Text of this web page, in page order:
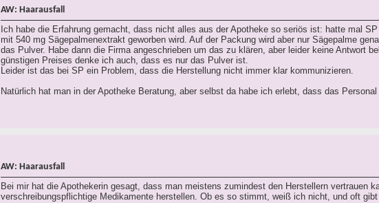
AW: Haarausfall
Ich habe die Erfahrung gemacht, dass nicht alles aus der Apotheke so seriös ist: hatte mal
mit 540 mg Sägepalmenextrakt geworben wird. Auf der Packung wird aber nur Sägepalme
das Pulver. Habe dann die Firma angeschrieben um das zu klären, aber leider keine Antwort
günstigen Preises denke ich auch, dass es nur das Pulver ist.
Leider ist das bei SP ein Problem, dass die Herstellung nicht immer klar kommunizieren.
Natürlich hat man in der Apotheke Beratung, aber selbst da habe ich erlebt, dass das
AW: Haarausfall
Bei mir hat die Apothekerin gesagt, dass man meistens zumindest den Herstellern vertrauen
verschreibungspflichtige Medikamente herstellen. Ob es so stimmt, weiß ich nicht, und oft